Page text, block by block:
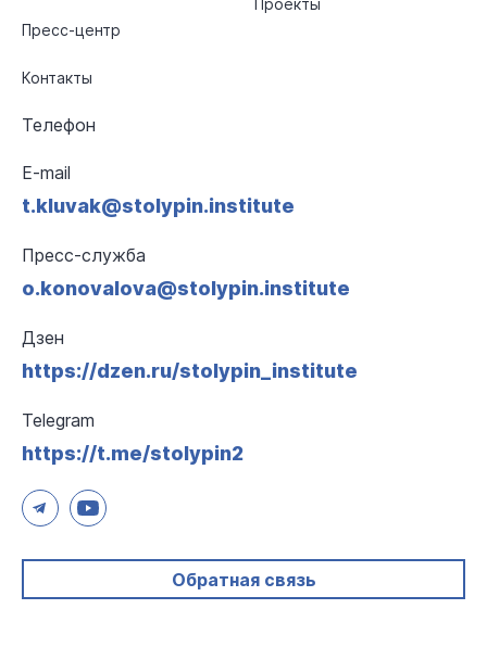
Пресс-центр
Контакты
Проекты
Телефон
E-mail
t.kluvak@stolypin.institute
Пресс-служба
o.konovalova@stolypin.institute
Дзен
https://dzen.ru/stolypin_institute
Telegram
https://t.me/stolypin2
Обратная связь